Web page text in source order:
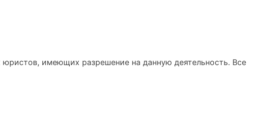
имеющих разрешение на данную деятельность. Все